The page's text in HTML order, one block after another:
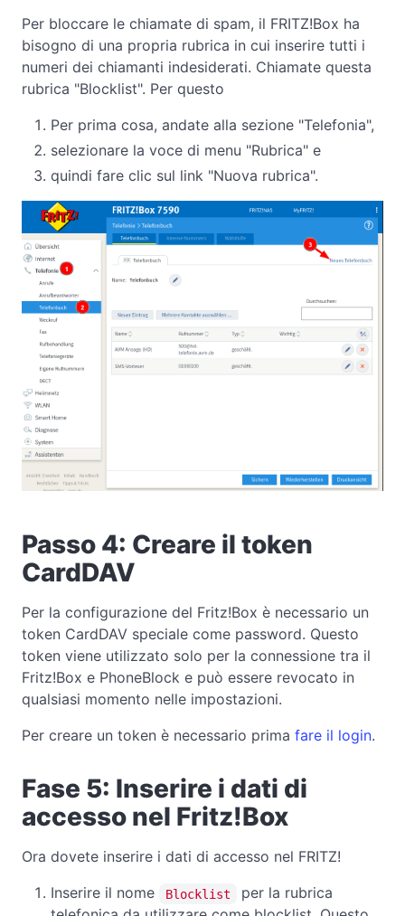
Per bloccare le chiamate di spam, il FRITZ!Box ha
bisogno di una propria rubrica in cui inserire tutti i
numeri dei chiamanti indesiderati. Chiamate questa
rubrica "Blocklist". Per questo
Per prima cosa, andate alla sezione "Telefonia",
selezionare la voce di menu "Rubrica" e
quindi fare clic sul link "Nuova rubrica".
Passo 4: Creare il token
CardDAV
Per la configurazione del Fritz!Box è necessario un
token CardDAV speciale come password. Questo
token viene utilizzato solo per la connessione tra il
Fritz!Box e PhoneBlock e può essere revocato in
qualsiasi momento nelle impostazioni.
Per creare un token è necessario prima fare il login.
Fase 5: Inserire i dati di
accesso nel Fritz!Box
Ora dovete inserire i dati di accesso nel FRITZ!
Inserire il nome
Blocklist
per la rubrica